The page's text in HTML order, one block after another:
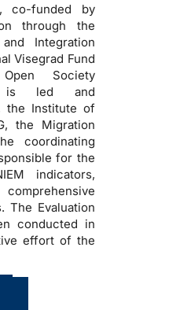
co-funded by
through the
Integration
Visegrad Fund
Society
is led and
the Institute of
the Migration
coordinating
for the
indicators,
The Evaluation
conducted in
effort of the